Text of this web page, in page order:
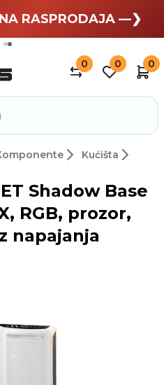
odmor —❯
RASPRODAJA —❯
0 0 0
Kućišta
Shadow Base
RGB, prozor,
napajanja